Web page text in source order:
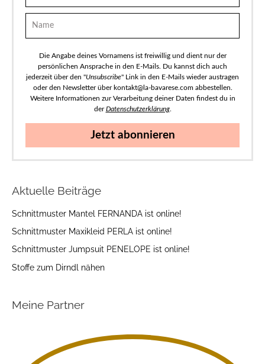
Die Angabe deines Vornamens ist freiwillig und dient nur der
persönlichen Ansprache in den E-Mails. Du kannst dich auch
jederzeit über den "Unsubscribe" Link in den E-Mails wieder austragen
oder den Newsletter über kontakt@la-bavarese.com abbestellen.
Weitere Informationen zur Verarbeitung deiner Daten findest du in
derDatenschutzerklärung.
Jetzt abonnieren
Aktuelle Beiträge
Schnittmuster Mantel FERNANDA ist online!
Schnittmuster Maxikleid PERLA ist online!
Schnittmuster Jumpsuit PENELOPE ist online!
Stoffe zum Dirndl nähen
Meine Partner